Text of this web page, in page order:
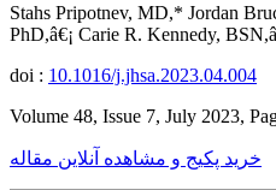
Stahs Pripotnev, MD,* Jordan
PhD,â€¡ Carie R. Kennedy,
doi : 10.1016/j.jhsa.2023.04.004
Volume 48, Issue 7, July 2023,
خرید پکیج و مشاهده آنلاین مقاله